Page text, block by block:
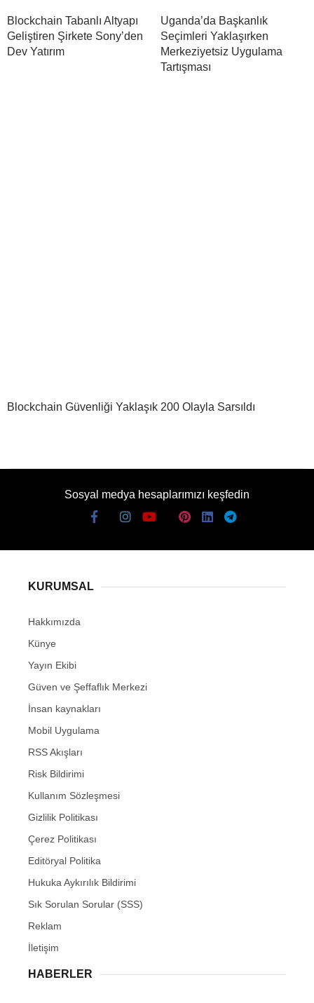
Blockchain Tabanlı Altyapı
Geliştiren Şirkete Sony’den
Dev Yatırım
Uganda’da Başkanlık
Seçimleri Yaklaşırken
Merkeziyetsiz Uygulama
Tartışması
Blockchain Güvenliği Yaklaşık 200 Olayla Sarsıldı
Sosyal medya hesaplarımızı keşfedin
KURUMSAL
Hakkımızda
Künye
Yayın Ekibi
Güven ve Şeffaflık Merkezi
İnsan kaynakları
Mobil Uygulama
RSS Akışları
Risk Bildirimi
Kullanım Sözleşmesi
Gizlilik Politikası
Çerez Politikası
Editöryal Politika
Hukuka Aykırılık Bildirimi
Sık Sorulan Sorular (SSS)
Reklam
İletişim
HABERLER